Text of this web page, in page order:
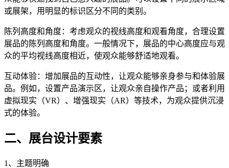
或展架，用明显的标识区分不同的类别。
陈列高度和角度：考虑观众的视线高度和观看角度，合理设置
展品的陈列高度和角度。一般情况下，展品的中心高度应与观
众的平均视线高度相近，使观众能够舒适地观看。
互动体验：增加展品的互动性，让观众能够亲身参与和体验展
品。例如，设置产品演示区，让观众亲自操作产品；或者利用
虚拟现实（VR）、增强现实（AR）等技术，为观众提供沉浸
式的体验。
二、展台设计要素
1、主题明确